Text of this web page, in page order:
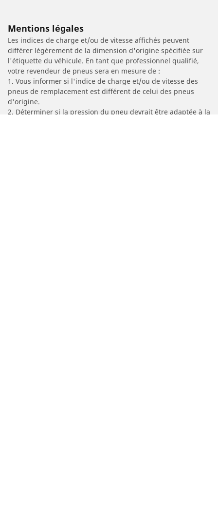
Mentions légales
Les indices de charge et/ou de vitesse affichés peuvent
différer légèrement de la dimension d'origine spécifiée sur
l'étiquette du véhicule. En tant que professionnel qualifié,
votre revendeur de pneus sera en mesure de :
1. Vous informer si l'indice de charge et/ou de vitesse des
pneus de remplacement est différent de celui des pneus
d'origine.
2. Déterminer si la pression du pneu devrait être adaptée à la